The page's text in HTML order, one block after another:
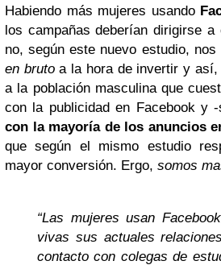
Habiendo más mujeres usando
los campañas deberían dirigirse a
no, según este nuevo estudio, nos
en brutoa la hora de invertir y así,
a la población masculina que
con la publicidad en Facebook y
con la mayoría de los anuncios
que según el mismo estudio
mayor conversión. Ergo, somos
“Las mujeres usan
vivas sus actuales
contacto con colegas de